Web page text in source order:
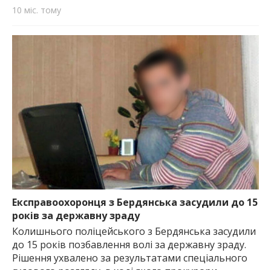
10 міс. тому
Експравоохоронця з Бердянська засудили до 15
років за державну зраду
Колишнього поліцейського з Бердянська засудили
до 15 років позбавлення волі за державну зраду.
Рішення ухвалено за результатами спеціального